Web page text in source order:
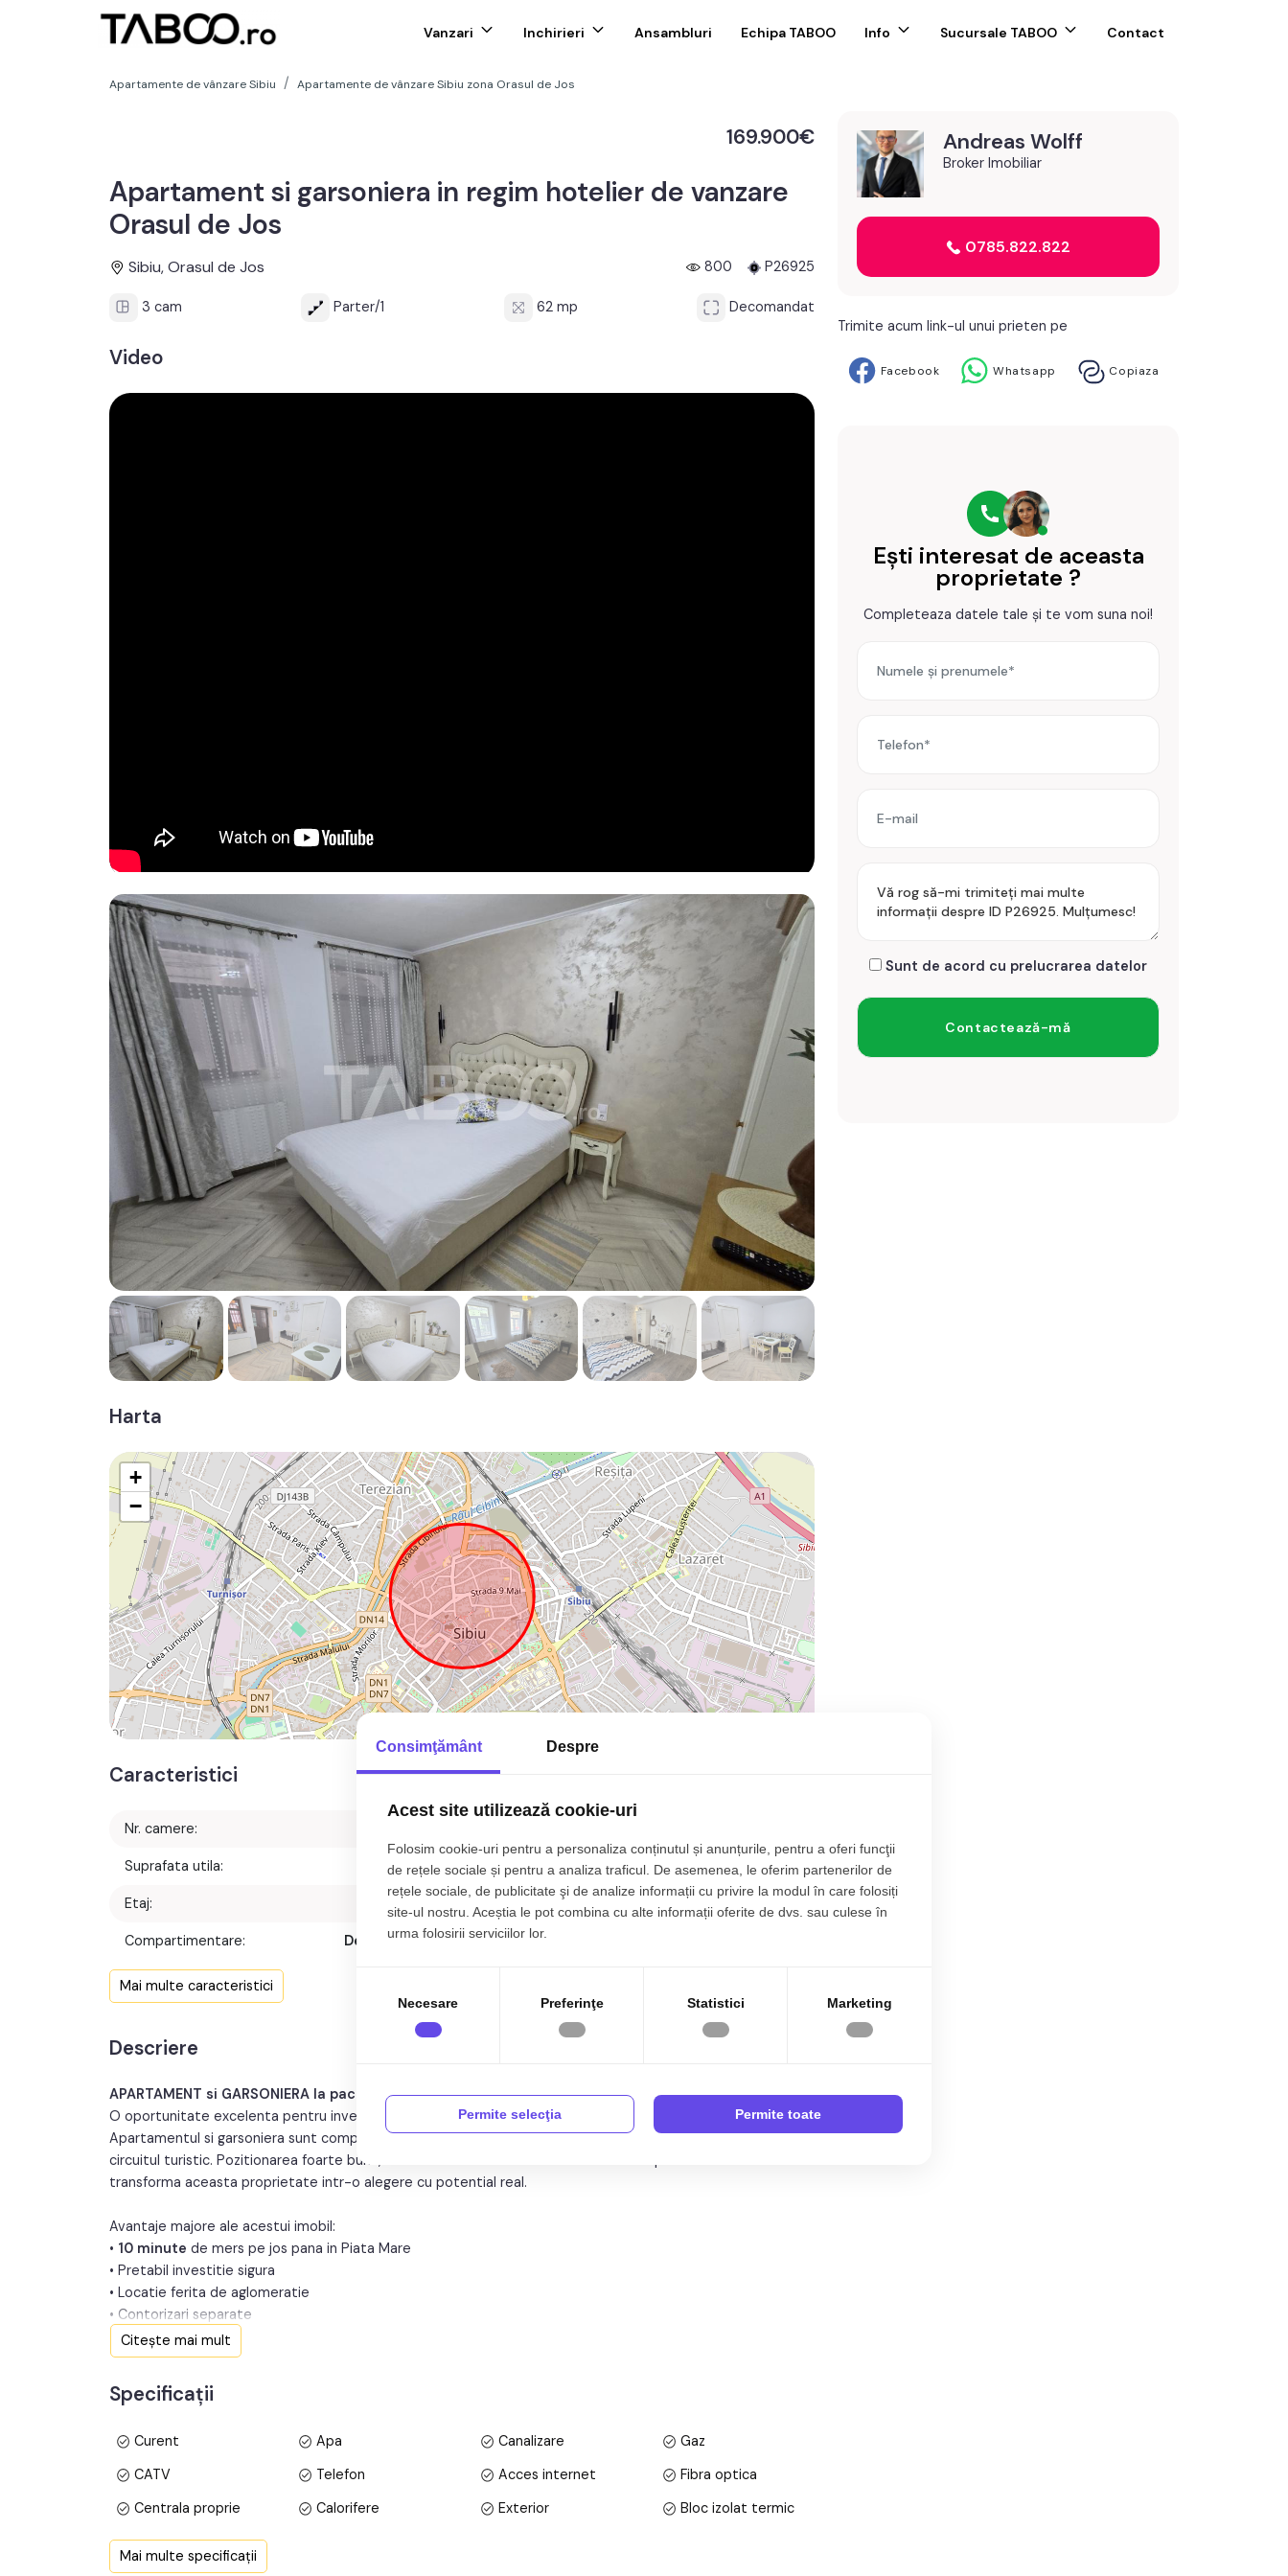
Vanzari Inchirieri Ansambluri Echipa TABOO Info Sucursale TABOO Contact
Apartamente de vânzare Sibiu Apartamente de vânzare Sibiu zona Orasul de Jos
169.900€
Apartament si garsoniera in regim hotelier de vanzare
Orasul de Jos
Sibiu, Orasul de Jos 800 P26925
3 cam Parter/1 62 mp Decomandat
Video
Harta
+
−
Caracteristici
Nr. camere:
Suprafata utila: 62 mp
Etaj: Parter
Compartimentare: Decomandat
Regim inaltime: P+1
Nr. bai:
S. construita:
Confort:
An constructie:
Mai multe caracteristici
Descriere
APARTAMENT si GARSONIERA la pachet de vanzare, 37mp si 25mp, zona Orasul de Jos, Sibiu.
O oportunitate excelenta pentru investitie in regim hotelier, chiar in farmecul Orasului de Jos din Sibiu.
Apartamentul si garsoniera sunt complet functionale, pregatite pentru a fi preluate imediat si continuate in
circuitul turistic. Pozitionarea foarte buna, atmosfera autentica a zonei si farmecul specific centrului istoric
transforma aceasta proprietate intr-o alegere cu potential real.
Avantaje majore ale acestui imobil:
• 10 minute de mers pe jos pana in Piata Mare
• Pretabil investitie sigura
• Locatie ferita de aglomeratie
• Contorizari separate
• Pregatite pentru regim hotelier
de inaltime Parter + Etaj, in una dintre cele mai apreciate zone istorice din Sibiu – Orasul de Jos.
Garsoniera are o suprafata utila de25mp
si este compusa din:
• Baie;
Citește mai mult
Specificații
Curent Apa Canalizare
Gaz
CATV
Telefon Acces internet
Fibra optica
Centrala proprie
Calorifere Exterior
Bloc izolat termic
Vopsea lavabila
Mai multe specificații
Andreas Wolff
Broker Imobiliar
0785.822.822
Trimite acum link-ul unui prieten pe
Facebook Whatsapp Copiaza
Ești interesat de aceasta
proprietate ?
Completeaza datele tale și te vom suna noi!
Sunt de acord cu prelucrarea datelor
Consimţământ Despre
Acest site utilizează cookie-uri
Folosim cookie-uri pentru a personaliza conținutul și anunțurile, pentru a oferi funcţii
de rețele sociale și pentru a analiza traficul. De asemenea, le oferim partenerilor de
rețele sociale, de publicitate şi de analize informații cu privire la modul în care folosiți
site-ul nostru. Aceștia le pot combina cu alte informații oferite de dvs. sau culese în
urma folosirii serviciilor lor.
Necesare Preferinţe Statistici Marketing
Permite selecţia Permite toate